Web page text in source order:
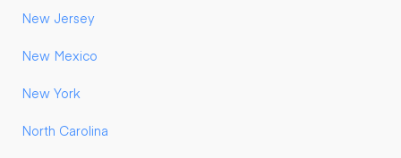
New Jersey
New Mexico
New York
North Carolina